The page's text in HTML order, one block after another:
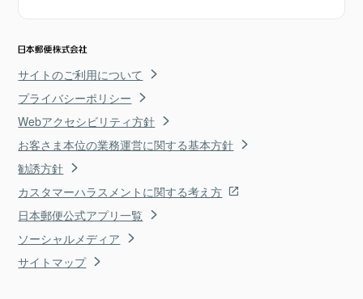
サイトのご利用について
プライバシーポリシー
Webアクセシビリティ方針
お客さま本位の業務運営に関する基本方針
勧誘方針
カスタマーハラスメントに関する考え方
日本郵便公式アプリ一覧
ソーシャルメディア
サイトマップ